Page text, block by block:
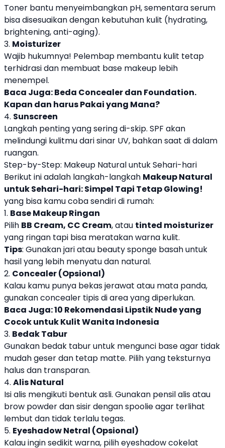
Toner bantu menyeimbangkan pH, sementara serum
bisa disesuaikan dengan kebutuhan kulit (hydrating,
brightening, anti-aging).
3. Moisturizer
Wajib hukumnya! Pelembap membantu kulit tetap
terhidrasi dan membuat base makeup lebih
menempel.
Baca Juga:Beda Concealer dan Foundation.
Kapan dan harus Pakai yang Mana?
4. Sunscreen
Langkah penting yang sering di-skip. SPF akan
melindungi kulitmu dari sinar UV, bahkan saat di dalam
ruangan.
Step-by-Step: Makeup Natural untuk Sehari-hari
Berikut ini adalah langkah-langkah Makeup Natural
untuk Sehari-hari: Simpel Tapi Tetap Glowing!
yang bisa kamu coba sendiri di rumah:
1. Base Makeup Ringan
Pilih BB Cream, CC Cream, atau tinted moisturizer
yang ringan tapi bisa meratakan warna kulit.
Tips: Gunakan jari atau beauty sponge basah untuk
hasil yang lebih menyatu dan natural.
2. Concealer (Opsional)
Kalau kamu punya bekas jerawat atau mata panda,
gunakan concealer tipis di area yang diperlukan.
Baca Juga:10 Rekomendasi Lipstik Nude yang
Cocok untuk Kulit Wanita Indonesia
3. Bedak Tabur
Gunakan bedak tabur untuk mengunci base agar tidak
mudah geser dan tetap matte. Pilih yang teksturnya
halus dan transparan.
4. Alis Natural
Isi alis mengikuti bentuk asli. Gunakan pensil alis atau
brow powder dan sisir dengan spoolie agar terlihat
lembut dan tidak terlalu tegas.
5. Eyeshadow Netral (Opsional)
Kalau ingin sedikit warna, pilih eyeshadow cokelat